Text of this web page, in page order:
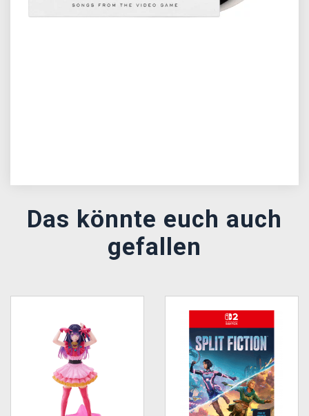
Das könnte euch auch
gefallen